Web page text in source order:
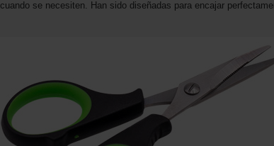
cuando se necesiten. Han sido diseñadas para encajar